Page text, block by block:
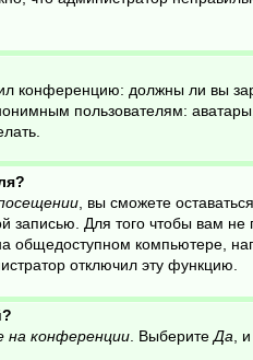
конференцию: должны ли вы
пользователям:
, вы сможете
записью. Для того чтобы вам
компьютере,
отключил эту функцию.
на конференции . Выберите Да ,